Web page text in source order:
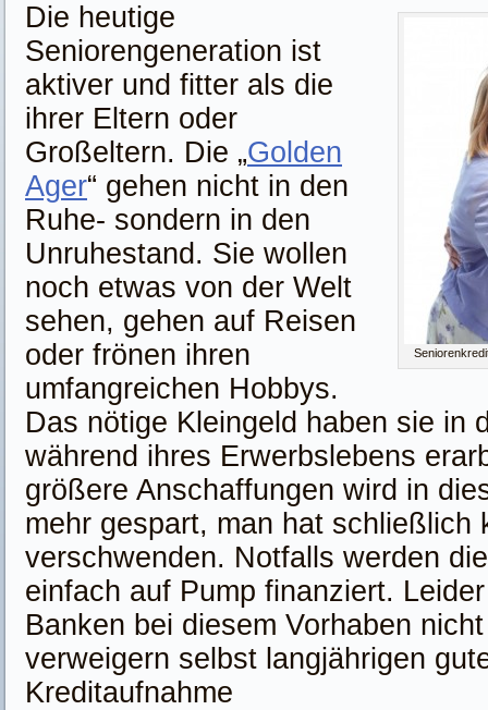
Die heutige
Seniorengeneration ist
aktiver und fitter als die
ihrer Eltern oder
Großeltern. Die „Golden
Ager“ gehen nicht in den
Ruhe- sondern in den
Unruhestand. Sie wollen
noch etwas von der Welt
sehen, gehen auf Reisen
oder frönen ihren
umfangreichen Hobbys.
Das nötige Kleingeld haben sie in
während ihres Erwerbslebens
größere Anschaffungen wird in
mehr gespart, man hat schließlich
verschwenden. Notfalls werden
einfach auf Pump finanziert.
Banken bei diesem Vorhaben
verweigern selbst langjährigen
Kreditaufnahme